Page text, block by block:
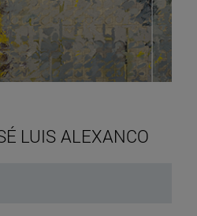
LUIS ALEXANCO